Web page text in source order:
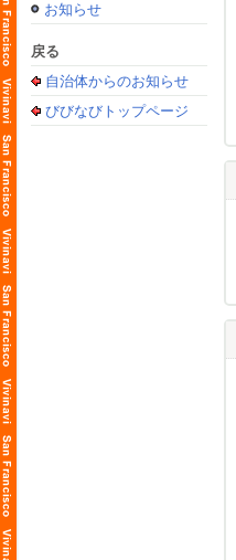
お知らせ
戻る
自治体からのお知らせ
びびなびトップページ